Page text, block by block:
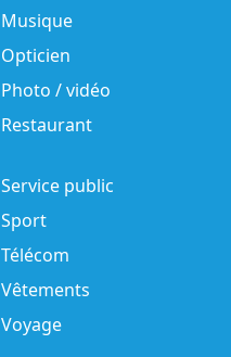
Musique
Opticien
Photo / vidéo
Restaurant
Service public
Sport
Télécom
Vêtements
Voyage